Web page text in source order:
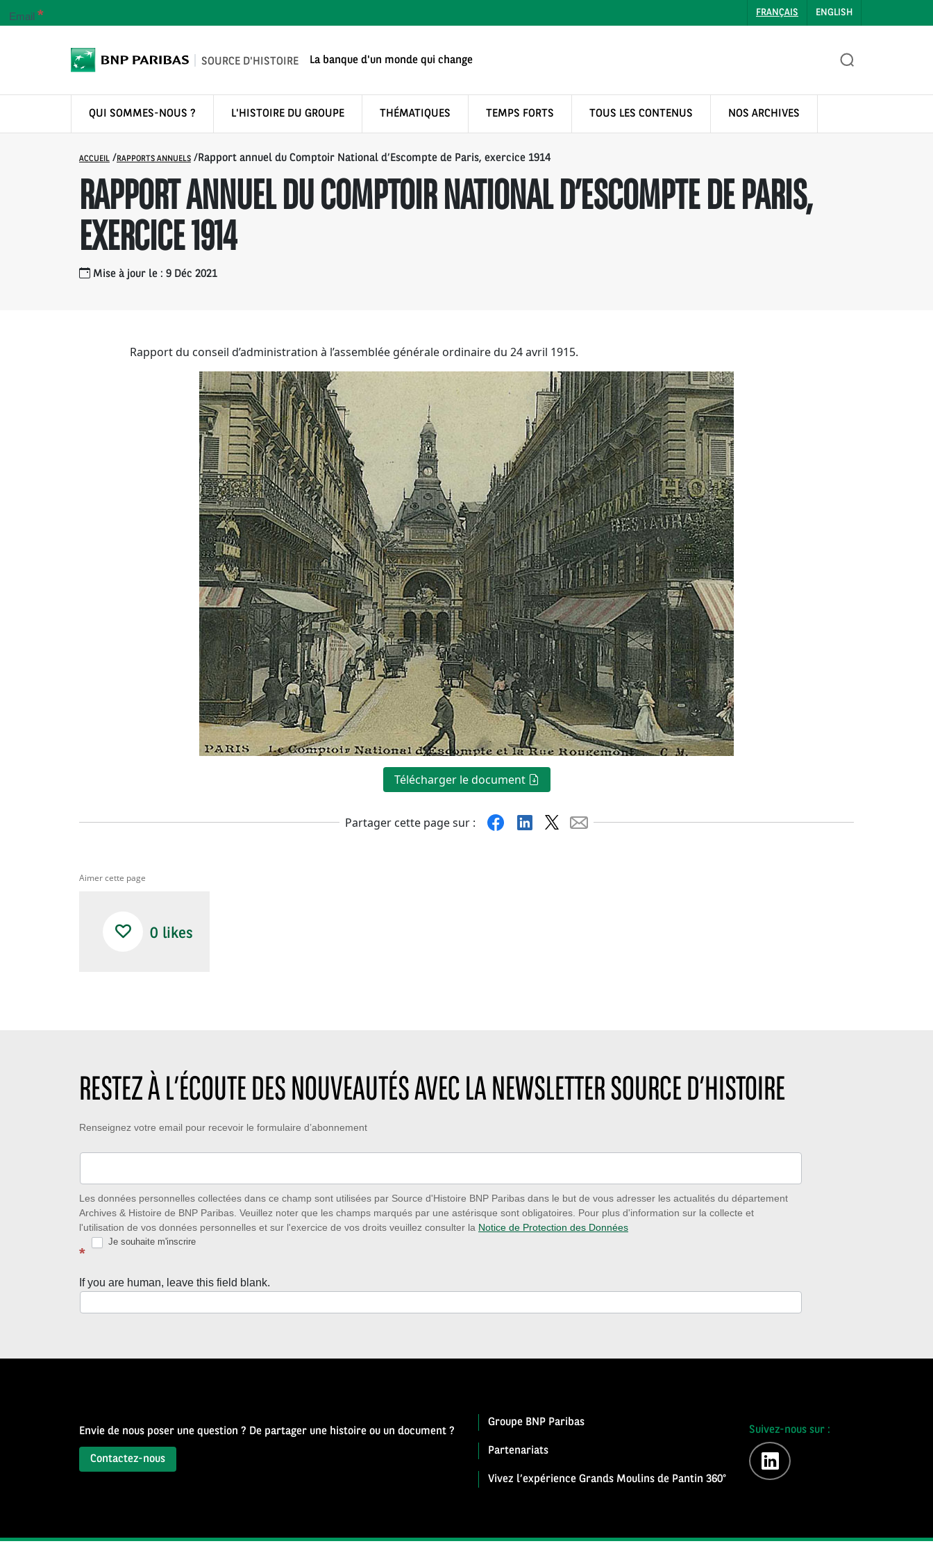
FRANÇAIS ENGLISH
SOURCE D'HISTOIRE La banque d'un monde qui change
QUI SOMMES-NOUS ? L'HISTOIRE DU GROUPE THÉMATIQUES TEMPS FORTS TOUS LES CONTENUS NOS ARCHIVES
ACCUEIL /RAPPORTS ANNUELS /Rapport annuel du Comptoir National d’Escompte de Paris, exercice 1914
RAPPORT ANNUEL DU COMPTOIR NATIONAL D’ESCOMPTE DE PARIS,
EXERCICE 1914
Mise à jour le : 9 Déc 2021
Rapport du conseil d’administration à l’assemblée générale ordinaire du 24 avril 1915.
Télécharger le document
Partager cette page sur : FacebookLinkedin Mail
Aimer cette page
0 likes
RESTEZ À L’ÉCOUTE DES NOUVEAUTÉS AVEC LA NEWSLETTER SOURCE D’HISTOIRE
Restez
à
des
nouveautés
avec
la
Newsletter
Renseignez votre email pour recevoir le formulaire d’abonnement
Email *
Les données personnelles collectées dans ce champ sont utilisées par Source d'Histoire BNP Paribas dans le but de vous adresser les actualités du département
Archives & Histoire de BNP Paribas. Veuillez noter que les champs marqués par une astérisque sont obligatoires. Pour plus d'information sur la collecte et
l'utilisation de vos données personnelles et sur l'exercice de vos droits veuillez consulter la Notice de Protection des Données
*
Je souhaite m'inscrire
If you are human, leave this field blank.
Envie de nous poser une question ? De partager une histoire ou un document ?
Contactez-nous
Groupe BNP Paribas
Partenariats
Vivez l’expérience Grands Moulins de Pantin 360°
Suivez-nous sur :
linkedin